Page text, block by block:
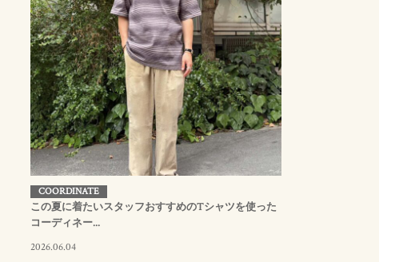
COORDINATE
この夏に着たいスタッフおすすめのTシャツを使った
コーディネー...
2026.06.04